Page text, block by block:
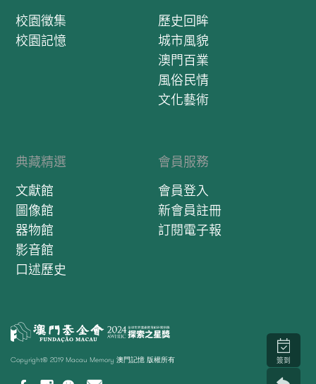
校園徵集
校園記憶
歷史回眸
城市風貌
澳門百業
風俗民情
文化藝術
典藏精選
文獻館
圖像館
器物館
影音館
口述歷史
會員服務
會員登入
新會員註冊
訂閱電子報
Copyright© 2019 Macau Memory 澳門記憶 版權所有 簽到